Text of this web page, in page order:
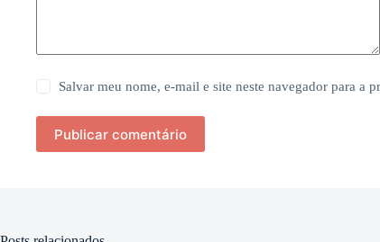
Salvar meu nome, e-mail e site neste navegador para a
Publicar comentário